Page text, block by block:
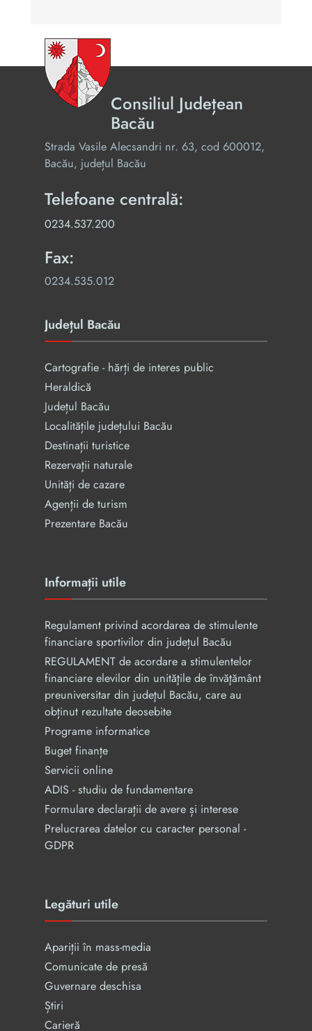
Consiliul Județean
Bacău
Strada Vasile Alecsandri nr. 63, cod 600012,
Bacău, județul Bacău
Telefoane centrală:
0234.537.200
Fax:
0234.535.012
Județul Bacău
Cartografie - hărți de interes public
Heraldică
Județul Bacău
Localitățile județului Bacău
Destinații turistice
Rezervaţii naturale
Unități de cazare
Agenții de turism
Prezentare Bacău
Informații utile
Regulament privind acordarea de stimulente
financiare sportivilor din județul Bacău
REGULAMENT de acordare a stimulentelor
financiare elevilor din unităţile de învăţământ
preuniversitar din judeţul Bacău, care au
obținut rezultate deosebite
Programe informatice
Buget finanțe
Servicii online
ADIS - studiu de fundamentare
Formulare declarații de avere și interese
Prelucrarea datelor cu caracter personal -
GDPR
Legături utile
Apariții în mass-media
Comunicate de presă
Guvernare deschisa
Știri
Carieră